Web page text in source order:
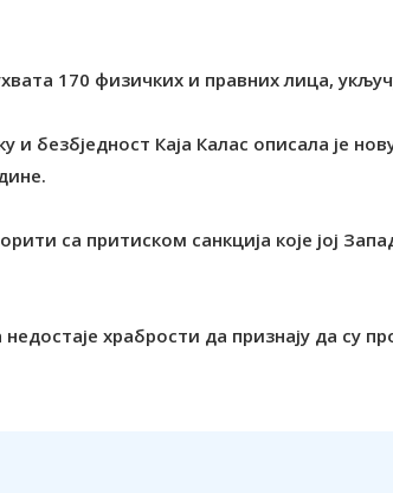
170 физичких и правних лица,
безбједност Каја Калас описала је
са притиском санкција које јој
храбрости да признају да су